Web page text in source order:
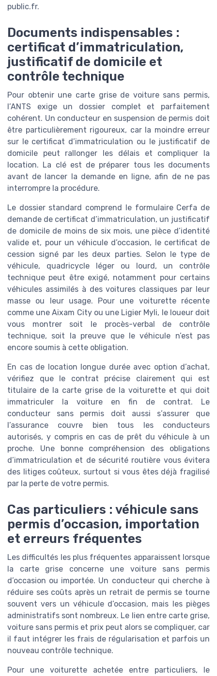
public.fr.
Documents indispensables :
certificat d’immatriculation,
justificatif de domicile et
contrôle technique
Pour obtenir une carte grise de voiture sans permis,
l’ANTS exige un dossier complet et parfaitement
cohérent. Un conducteur en suspension de permis doit
être particulièrement rigoureux, car la moindre erreur
sur le certificat d’immatriculation ou le justificatif de
domicile peut rallonger les délais et compliquer la
location. La clé est de préparer tous les documents
avant de lancer la demande en ligne, afin de ne pas
interrompre la procédure.
Le dossier standard comprend le formulaire Cerfa de
demande de certificat d’immatriculation, un justificatif
de domicile de moins de six mois, une pièce d’identité
valide et, pour un véhicule d’occasion, le certificat de
cession signé par les deux parties. Selon le type de
véhicule, quadricycle léger ou lourd, un contrôle
technique peut être exigé, notamment pour certains
véhicules assimilés à des voitures classiques par leur
masse ou leur usage. Pour une voiturette récente
comme une Aixam City ou une Ligier Myli, le loueur doit
vous montrer soit le procès-verbal de contrôle
technique, soit la preuve que le véhicule n’est pas
encore soumis à cette obligation.
En cas de location longue durée avec option d’achat,
vérifiez que le contrat précise clairement qui est
titulaire de la carte grise de la voiturette et qui doit
immatriculer la voiture en fin de contrat. Le
conducteur sans permis doit aussi s’assurer que
l’assurance couvre bien tous les conducteurs
autorisés, y compris en cas de prêt du véhicule à un
proche. Une bonne compréhension des obligations
d’immatriculation et de sécurité routière vous évitera
des litiges coûteux, surtout si vous êtes déjà fragilisé
par la perte de votre permis.
Cas particuliers : véhicule sans
permis d’occasion, importation
et erreurs fréquentes
Les difficultés les plus fréquentes apparaissent lorsque
la carte grise concerne une voiture sans permis
d’occasion ou importée. Un conducteur qui cherche à
réduire ses coûts après un retrait de permis se tourne
souvent vers un véhicule d’occasion, mais les pièges
administratifs sont nombreux. Le lien entre carte grise,
voiture sans permis et prix peut alors se compliquer, car
il faut intégrer les frais de régularisation et parfois un
nouveau contrôle technique.
Pour une voiturette achetée entre particuliers, le